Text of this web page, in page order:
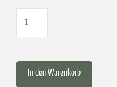
Mini-
Klappkarte
frohesIn den Warenkorb